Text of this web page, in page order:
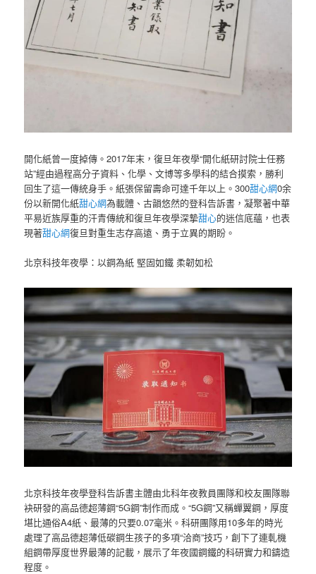
開化紙曾一度掉傳。2017年末，復旦年夜學“開化紙研討院士任務
站”經由過程高分子資料、化學、文博等多學科的結合摸索，勝利
回生了這一傳統身手。紙張保留壽命可達千年以上。300甜心網0余
份以新開化紙甜心網為載體、古韻悠然的登科告訴書，凝聚著中華
平易近族厚重的汗青傳統和復旦年夜學深摯甜心的迷信底蘊，也表
現著甜心網復旦對重生志存高遠、勇于立異的期盼。
北京科技年夜學：以鋼為紙 堅固如鐵 柔韌如松
北京科技年夜學登科告訴書主體由北科年夜教員團隊和校友團隊聯
袂研發的高品德超薄鋼“5G鋼”制作而成。“5G鋼”又稱蟬翼鋼，厚度
堪比通俗A4紙、最薄的只要0.07毫米。科研團隊用10多年的時光
處理了高品德超薄低碳鋼生孩子的多項“洽商”技巧，創下了連軋機
組鋼帶厚度世界最薄的記載，展示了年夜國鋼鐵的科研實力和鑄造
程度。